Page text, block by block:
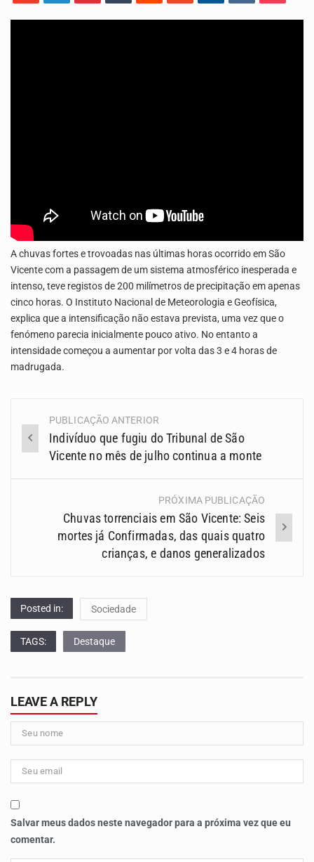
A chuvas fortes e trovoadas nas últimas horas ocorrido em São
Vicente com a passagem de um sistema atmosférico inesperada e
intenso, teve registos de 200 milímetros de precipitação em apenas
cinco horas. O Instituto Nacional de Meteorologia e Geofísica,
explica que a intensificação não estava prevista, uma vez que o
fenómeno parecia inicialmente pouco ativo. No entanto a
intensidade começou a aumentar por volta das 3 e 4 horas de
madrugada.
Navegação
(Posts)
PUBLICAÇÃO ANTERIOR
Indivíduo que fugiu do Tribunal de São
Vicente no mês de julho continua a monte
PRÓXIMA PUBLICAÇÃO
Chuvas torrenciais em São Vicente: Seis
mortes já Confirmadas, das quais quatro
crianças, e danos generalizados
Posted in: Sociedade
TAGS: Destaque
LEAVE A REPLY
Salvar meus dados neste navegador para a próxima vez que eu
comentar.